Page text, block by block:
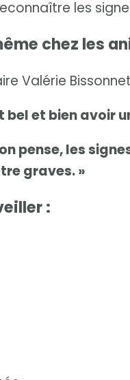
les
chez les
Valérie
bel et bien avoir
pense, les
graves. »
: